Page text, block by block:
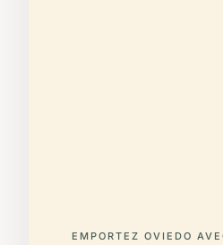
EMPORTEZ OVIEDO